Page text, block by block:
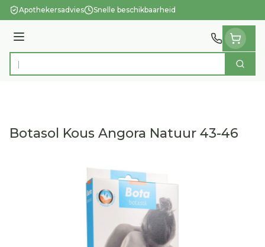
Ga naar de inhoud
Apothekersadvies Snelle beschikbaarheid
Menu
Product, merk, categorie... Zoek
Botasol Kous Angora Natuur 43-46